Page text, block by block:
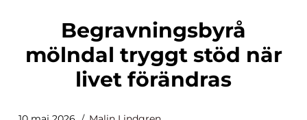
Begravningsbyrå
mölndal tryggt stöd när
livet förändras